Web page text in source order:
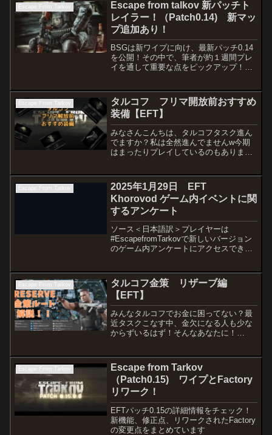
Escape From Tarkov
Escape from talkov 新パッチト
レイラー！（Patch0.14) 新マッ
プ追加あり！
BSGは新ワイプに向け、最新パッチ0.14
を公開！その中で、筆者が約１週間プレ
イを通して重要な点をピックアップ！！
部に位置するグラウンド ゼロの場所がゲ
ーム...
Escape From Tarkov
タルコフ フリマ開放前おすすめ
装備【EFT】
みなさんこんちは、タルコフタスク進ん
でますか？私は全然進んでませんw今期
はまったりプレイしているのもあります
もあるんですよね…そして、SoTこと
Street of Ta...
Escape From Tarkov
2025年1月29日 EFT
Khorovod ゲーム内イベントに関
するアンケート
ソース＜日本語訳＞プレイヤーは
#EscapefromTarkovで新しいバージョン
のゲーム内アンケートにアクセスできま
ードバックを収集することを目的として
いま...
Escape From Tarkov
タルコフ金策 リザーブ編
【EFT】
みんなタルコフでお金に困ってない？最
近タスクこなす中、金欠になる人も少な
からずいるはず！そんなあなたに！
ら、金欠になることはほとんどない！リ
ザーブ名称まずは大まか...
Escape From Tarkov
Escape from Tarkov
（Patch0.15) ワイプとFactory
リワーク！
EFTパッチ0.15の詳細情報をチェック！
新機能、修正点、リワークされたFactory
の変更点をまとめています